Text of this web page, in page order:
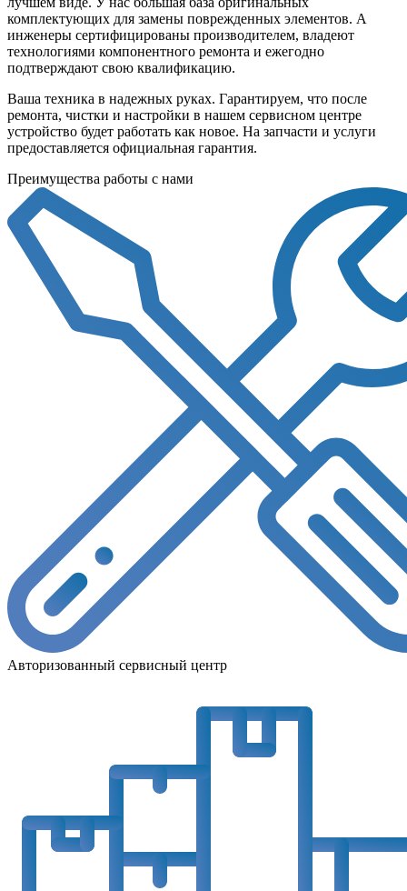
комплектующих для замены поврежденных элементов. А
инженеры сертифицированы производителем, владеют
технологиями компонентного ремонта и ежегодно
подтверждают свою квалификацию.
Ваша техника в надежных руках. Гарантируем, что после
ремонта, чистки и настройки в нашем сервисном центре
устройство будет работать как новое. На запчасти и услуги
предоставляется официальная гарантия.
Преимущества работы с нами
Авторизованный сервисный центр